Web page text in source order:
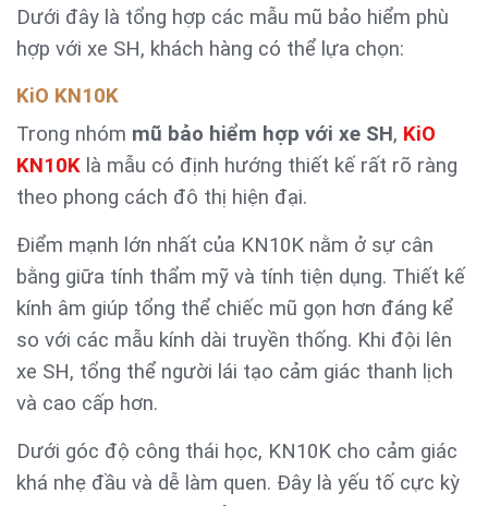
Dưới đây là tổng hợp các mẫu mũ bảo hiểm phù
hợp với xe SH, khách hàng có thể lựa chọn:
KiO KN10K
Trong nhóm mũ bảo hiểm hợp với xe SH, KiO
KN10K là mẫu có định hướng thiết kế rất rõ ràng
theo phong cách đô thị hiện đại.
Điểm mạnh lớn nhất của KN10K nằm ở sự cân
bằng giữa tính thẩm mỹ và tính tiện dụng. Thiết kế
kính âm giúp tổng thể chiếc mũ gọn hơn đáng kể
so với các mẫu kính dài truyền thống. Khi đội lên
xe SH, tổng thể người lái tạo cảm giác thanh lịch
và cao cấp hơn.
Dưới góc độ công thái học, KN10K cho cảm giác
khá nhẹ đầu và dễ làm quen. Đây là yếu tố cực kỳ